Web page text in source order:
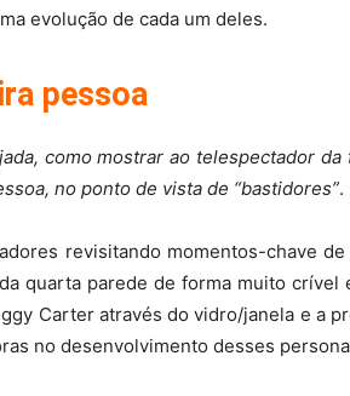
evolução de cada um deles.
pessoa
como mostrar ao telespectador da
no ponto de vista de “bastidores”.
revisitando momentos-chave de
quarta parede de forma muito crível
Carter através do vidro/janela e a
no desenvolvimento desses